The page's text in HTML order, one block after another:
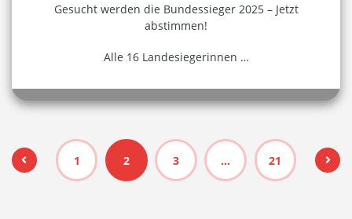
Gesucht werden die Bundessieger 2025 – Jetzt
abstimmen!
Alle 16 Landesiegerinnen …
1 2 3 … 21